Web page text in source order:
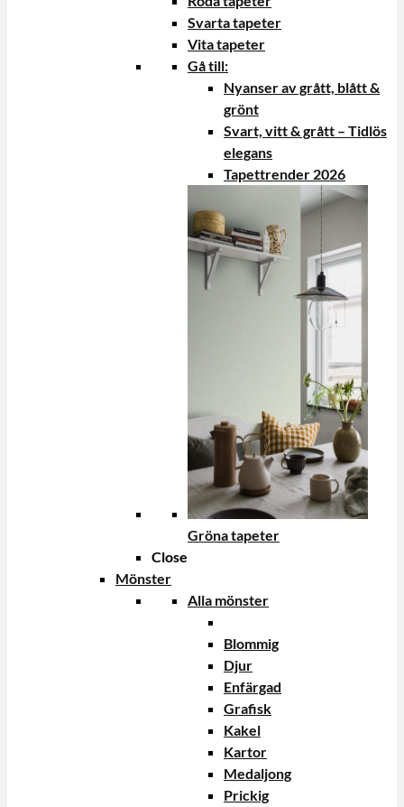
Svarta tapeter
Vita tapeter
Gå till:
Nyanser av grått, blått &
grönt
Svart, vitt & grått – Tidlös
elegans
Tapettrender 2026
Gröna tapeter
Close
Mönster
Alla mönster
Blommig
Djur
Enfärgad
Grafisk
Kakel
Kartor
Medaljong
Prickig